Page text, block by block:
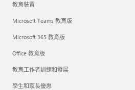
教育裝置
Microsoft Teams 教育版
Microsoft 365 教育版
Office 教育版
教育工作者訓練和發展
學生和家長優惠